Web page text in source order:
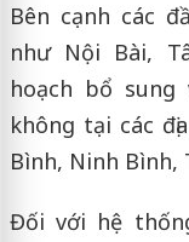
Bên cạnh các
như Nội Bài,
hoạch bổ
không tại các
Bình, Ninh Bình,
Đối với hệ